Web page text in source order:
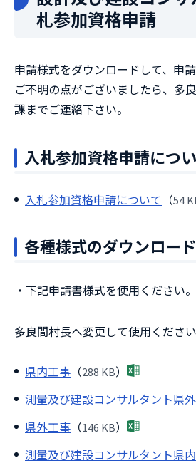
札参加資格申請
申請様式をダウンロードして、申
ご不明の点がございましたら、多
課までご連絡下さい。
入札参加資格申請につ
入札参加資格申請について （54
各種様式のダウンロード
・下記申請書様式を使用ください。
多良間村長へ変更して使用ください
県内工事 （288 KB）
測量及び建設コンサルタント県外
県外工事 （146 KB）
測量及び建設コンサルタント県内